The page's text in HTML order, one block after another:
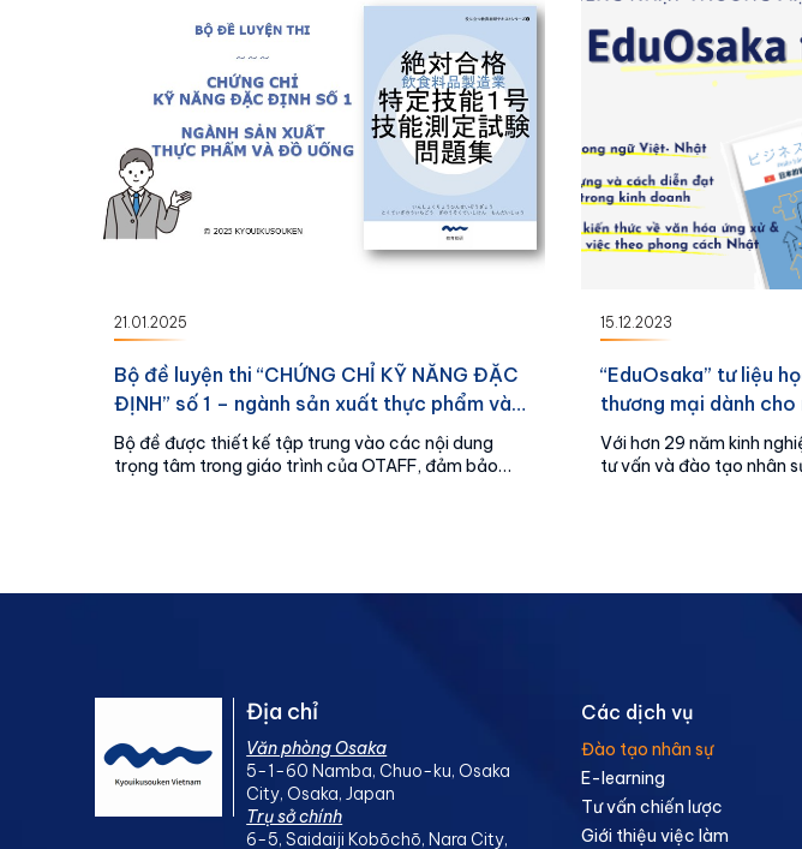
21.01.2025
Bộ đề luyện thi “CHỨNG CHỈ KỸ NĂNG ĐẶC
ĐỊNH” số 1 – ngành sản xuất thực phẩm và
đồ uống
Bộ đề được thiết kế tập trung vào các nội dung
trọng tâm trong giáo trình của OTAFF, đảm bảo
15.12.2023
“EduOsaka” tư liệu
thương mại dành
Với hơn 29 năm kinh
tư vấn và đào tạo nhân
Địa chỉ
Văn phòng Osaka
5-1-60 Namba, Chuo-ku, Osaka
City, Osaka, Japan
Trụ sở chính
6-5, Saidaiji Kobōchō, Nara City,
Các dịch vụ
Đào tạo nhân sự
E-learning
Tư vấn chiến lược
Giới thiệu việc làm